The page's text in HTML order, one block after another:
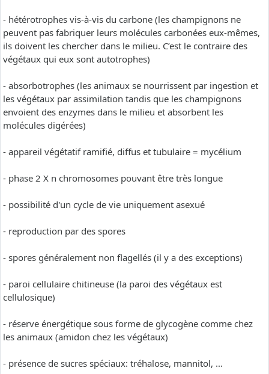
- hétérotrophes vis-à-vis du carbone (les champignons ne
peuvent pas fabriquer leurs molécules carbonées eux-mêmes,
ils doivent les chercher dans le milieu. C’est le contraire des
végétaux qui eux sont autotrophes)
- absorbotrophes (les animaux se nourrissent par ingestion et
les végétaux par assimilation tandis que les champignons
envoient des enzymes dans le milieu et absorbent les
molécules digérées)
- appareil végétatif ramifié, diffus et tubulaire = mycélium
- phase 2 X n chromosomes pouvant être très longue
- possibilité d'un cycle de vie uniquement asexué
- reproduction par des spores
- spores généralement non flagellés (il y a des exceptions)
- paroi cellulaire chitineuse (la paroi des végétaux est
cellulosique)
- réserve énergétique sous forme de glycogène comme chez
les animaux (amidon chez les végétaux)
- présence de sucres spéciaux: tréhalose, mannitol, ...